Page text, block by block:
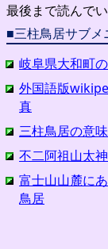
最後まで読んで
■三柱鳥居サブメ
岐阜県大和町
外国語版
真
三柱鳥居の意
不二阿祖山太
富士山山麓に
鳥居